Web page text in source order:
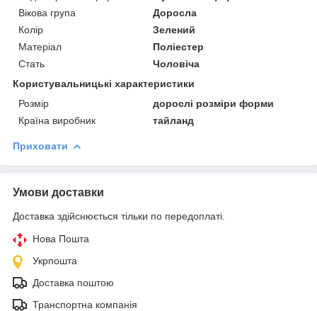
Вікова група
Доросла
Колір
Зелений
Матеріал
Поліестер
Стать
Чоловіча
Користувальницькі характеристики
Розмір
дорослі розміри форми
Країна виробник
тайланд
Приховати
Умови доставки
Доставка здійснюється тільки по передоплаті.
Нова Пошта
Укрпошта
Доставка поштою
Транспортна компанія